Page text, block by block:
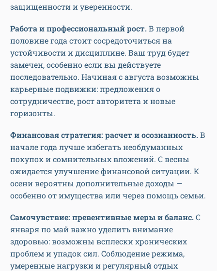
защищенности и уверенности.
Работа и профессиональный рост.В первой
половине года стоит сосредоточиться на
устойчивости и дисциплине. Ваш труд будет
замечен, особенно если вы действуете
последовательно. Начиная с августа возможны
карьерные подвижки: предложения о
сотрудничестве, рост авторитета и новые
горизонты.
Финансовая стратегия: расчет и осознанность.В
начале года лучше избегать необдуманных
покупок и сомнительных вложений. С весны
ожидается улучшение финансовой ситуации. К
осени вероятны дополнительные доходы —
особенно от имущества или через помощь семьи.
Самочувствие: превентивные меры и баланс.С
января по май важно уделить внимание
здоровью: возможны всплески хронических
проблем и упадок сил. Соблюдение режима,
умеренные нагрузки и регулярный отдых